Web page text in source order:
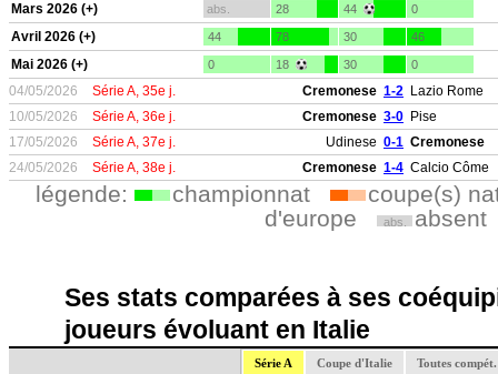
Mars 2026 (+) abs. 28 44 0
Avril 2026 (+) 44 78 30 46
Mai 2026 (+) 0 18 30 0
04/05/2026 Série A, 35e j. Cremonese 1-2 Lazio Rome
10/05/2026
Série A, 36e j. Cremonese 3-0 Pise
17/05/2026
Série A, 37e j. Udinese 0-1 Cremonese
24/05/2026
Série A, 38e j. Cremonese 1-4 Calcio Côme
légende: championnat
coupe(s)
d'europe
abs. absent
Ses stats comparées à ses
joueurs évoluant en Italie
Série A Coupe d'Italie Toutes compét.